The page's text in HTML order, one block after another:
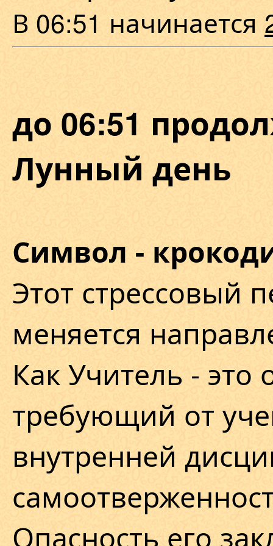
В 06:51 начинается
до 06:51
Лунный день
Символ -
Этот стрессовый
меняется
Как Учитель - это
требующий от
внутренней
Опасность его